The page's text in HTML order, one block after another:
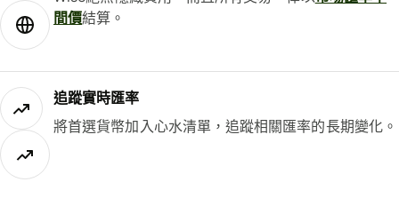
間價結算。
追蹤實時匯率
將首選貨幣加入心水清單，追蹤相關匯率的長期變化。